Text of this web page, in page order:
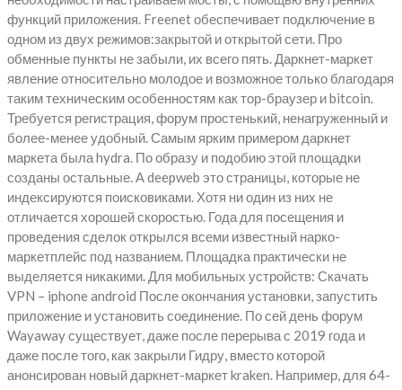
функций приложения. Freenet обеспечивает подключение в
одном из двух режимов:закрытой и открытой сети. Про
обменные пункты не забыли, их всего пять. Даркнет-маркет
явление относительно молодое и возможное только благодаря
таким техническим особенностям как тор-браузер и bitcoin.
Требуется регистрация, форум простенький, ненагруженный и
более-менее удобный. Самым ярким примером даркнет
маркета была hydra. По образу и подобию этой площадки
созданы остальные. А deepweb это страницы, которые не
индексируются поисковиками. Хотя ни один из них не
отличается хорошей скоростью. Года для посещения и
проведения сделок открылся всеми известный нарко-
маркетплейс под названием. Площадка практически не
выделяется никакими. Для мобильных устройств: Скачать
VPN – iphone android После окончания установки, запустить
приложение и установить соединение. По сей день форум
Wayaway существует, даже после перерыва с 2019 года и
даже после того, как закрыли Гидру, вместо которой
анонсирован новый даркнет-маркет kraken. Например, для 64-